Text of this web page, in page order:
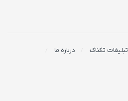
تبلیغات تکناک
درباره ما